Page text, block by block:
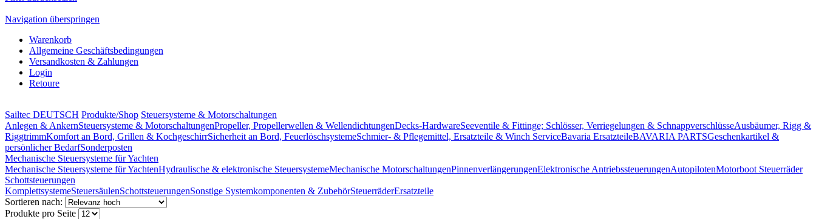
Navigation überspringen
Warenkorb
Allgemeine Geschäftsbedingungen
Versandkosten & Zahlungen
Login
Retoure
Sailtec DEUTSCH Produkte/Shop Steuersysteme & Motorschaltungen
Anlegen & AnkernSteuersysteme & MotorschaltungenPropeller, Propellerwellen & WellendichtungenDecks-HardwareSeeventile & Fittinge; Schlösser, Verriegelungen & SchnappverschlüsseAusbäumer, Rigg &
RiggtrimmKomfort an Bord, Grillen & KochgeschirrSicherheit an Bord, FeuerlöschsystemeSchmier- & Pflegemittel, Ersatzteile & Winch ServiceBavaria ErsatzteileBAVARIA PARTSGeschenkartikel &
persönlicher BedarfSonderposten
Mechanische Steuersysteme für Yachten
Mechanische Steuersysteme für YachtenHydraulische & elektronische SteuersystemeMechanische MotorschaltungenPinnenverlängerungenElektronische AntriebssteuerungenAutopilotenMotorboot Steuerräder
Schottsteuerungen
KomplettsystemeSteuersäulenSchottsteuerungenSonstige Systemkomponenten & ZubehörSteuerräderErsatzteile
Sortieren nach:
Produkte pro Seite